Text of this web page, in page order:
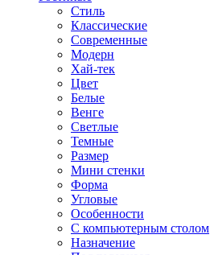
Стиль
Классические
Современные
Модерн
Хай-тек
Цвет
Белые
Венге
Светлые
Темные
Размер
Мини стенки
Форма
Угловые
Особенности
С компьютерным столом
Назначение